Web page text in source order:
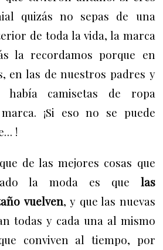
quizás no sepas de una
de toda la vida, la marca
la recordamos porque en
en las de nuestros padres y
había camisetas de ropa
¡Si eso no se puede
!
de las mejores cosas que
la moda es que las
vuelven, y que las nuevas
todas y cada una al mismo
conviven al tiempo, por